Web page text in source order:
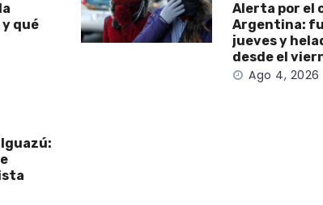
qué
Alerta por el
Argentina:
jueves y
desde el
Ago 4, 2026